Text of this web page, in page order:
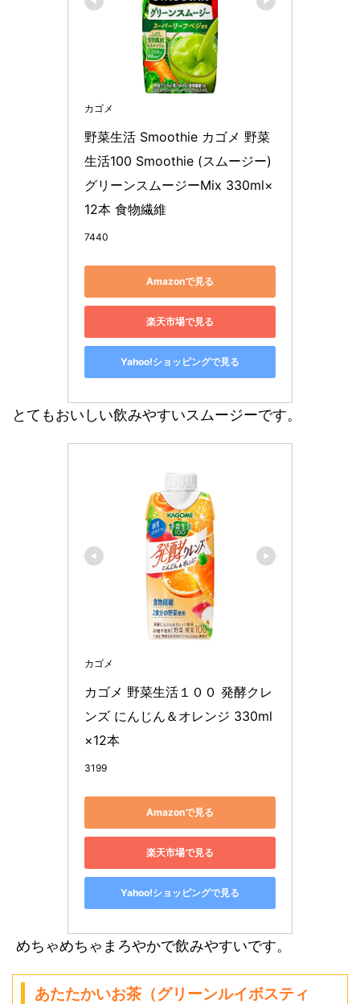
カゴメ
野菜生活 Smoothie カゴメ 野菜
生活100 Smoothie (スムージー)
グリーンスムージーMix 330ml×
12本 食物繊維
7440
Amazonで見る
楽天市場で見る
Yahoo!ショッピングで見る
とてもおいしい飲みやすいスムージーです。
カゴメ
カゴメ 野菜生活１００ 発酵クレ
ンズ にんじん＆オレンジ 330ml
×12本
3199
Amazonで見る
楽天市場で見る
Yahoo!ショッピングで見る
めちゃめちゃまろやかで飲みやすいです。
あたたかいお茶（グリーンルイボスティ